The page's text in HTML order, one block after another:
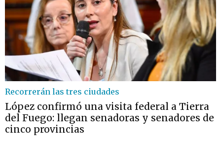
Recorrerán las tres ciudades
López confirmó una visita federal a Tierra
del Fuego: llegan senadoras y senadores de
cinco provincias